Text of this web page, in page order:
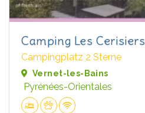
Camping Les Cerisiers
Campingplatz 2 Sterne
Vernet-les-Bains
Pyrénées-Orientales